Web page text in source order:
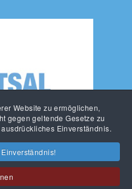
Website zu ermöglichen,
gegen geltende Gesetze zu
Einverständnis.